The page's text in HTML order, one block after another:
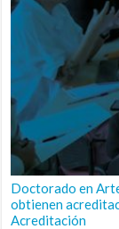
Doctorado en
obtienen
Acreditación